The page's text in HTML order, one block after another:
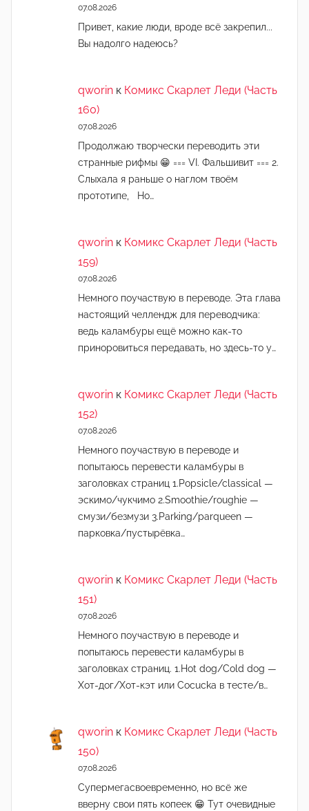
07.08.2026
Привет, какие люди, вроде всё закрепил...
Вы надолго надеюсь?
qworin к Комикс Скарлет Леди (Часть
160)
07.08.2026
Продолжаю творчески переводить эти
странные рифмы 😁 === VI. Фальшивит === 2.
Слыхала я раньше о наглом твоём
прототипе, Но…
qworin к Комикс Скарлет Леди (Часть
159)
07.08.2026
Немного поучаствую в переводе. Эта глава
настоящий челлендж для переводчика:
ведь каламбуры ещё можно как-то
приноровиться передавать, но здесь-то у…
qworin к Комикс Скарлет Леди (Часть
152)
07.08.2026
Немного поучаствую в переводе и
попытаюсь перевести каламбуры в
заголовках страниц 1.Popsicle/classical —
эскимо/чукчимо 2.Smoothie/roughie —
смузи/безмузи 3.Parking/parqueen —
парковка/пустырёвка…
qworin к Комикс Скарлет Леди (Часть
151)
07.08.2026
Немного поучаствую в переводе и
попытаюсь перевести каламбуры в
заголовках страниц. 1.Hot dog/Cold dog —
Хот-дог/Хот-кэт или Cocucka в тесте/в…
qworin к Комикс Скарлет Леди (Часть
150)
07.08.2026
Супермегасвоевременно, но всё же
вверну свои пять копеек 😁 Тут очевидные